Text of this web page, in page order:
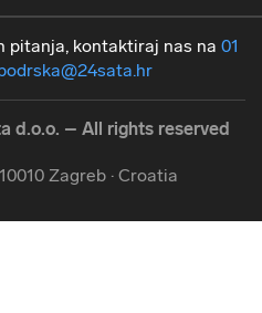
pitanja, kontaktiraj nas na 01
d.o.o. – All rights reserved
Zagreb · Croatia